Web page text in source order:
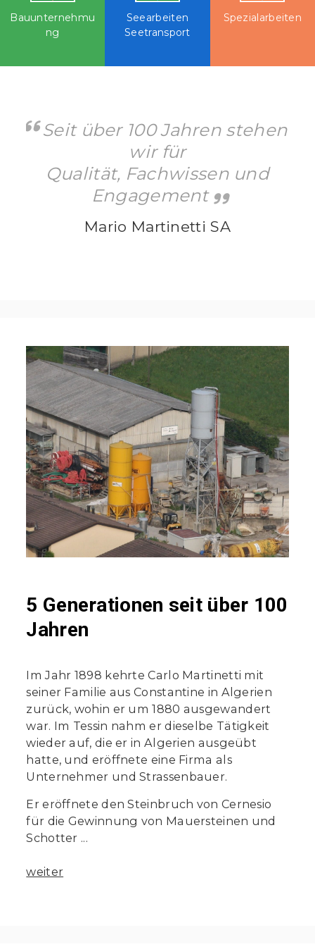
Bauunternehmu
ng
Seearbeiten
Seetransport
Spezialarbeiten
Seit über 100 Jahren stehen
wir für
Qualität, Fachwissen und
Engagement
Mario Martinetti SA
5 Generationen seit über 100
Jahren
Im Jahr 1898 kehrte Carlo Martinetti mit
seiner Familie aus Constantine in Algerien
zurück, wohin er um 1880 ausgewandert
war. Im Tessin nahm er dieselbe Tätigkeit
wieder auf, die er in Algerien ausgeübt
hatte, und eröffnete eine Firma als
Unternehmer und Strassenbauer.
Er eröffnete den Steinbruch von Cernesio
für die Gewinnung von Mauersteinen und
Schotter ...
weiter